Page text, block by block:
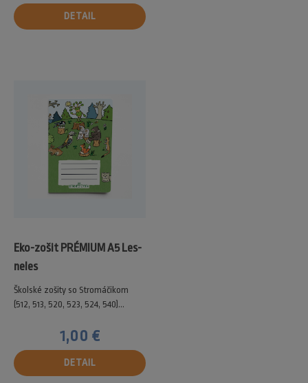
DETAIL
Eko-zošit PRÉMIUM A5 Les-
neles
Školské zošity so Stromáčikom
(512, 513, 520, 523, 524, 540)...
1,00 €
DETAIL